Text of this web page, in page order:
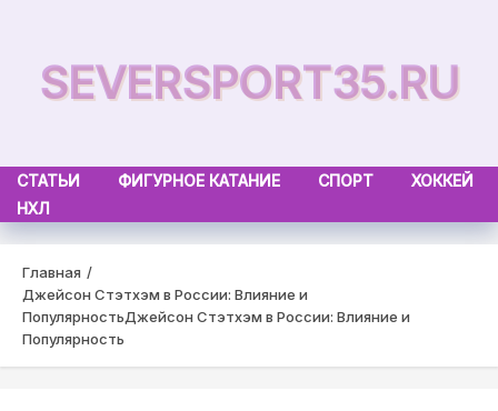
contentSEVERSPORT35.RU
СТАТЬИ ФИГУРНОЕ КАТАНИЕ СПОРТ
ХОККЕЙ
НХЛ
Главная
Джейсон Стэтхэм в России: Влияние и
ПопулярностьДжейсон Стэтхэм в России: Влияние и
Популярность